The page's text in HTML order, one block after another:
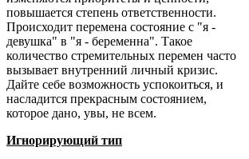
повышается степень ответственности.
Происходит перемена состояние с "я -
девушка" в "я - беременна". Такое
количество стремительных перемен часто
вызывает внутренний личный кризис.
Дайте себе возможность успокоиться, и
насладится прекрасным состоянием,
которое дано, увы, не всем.
Игнорирующий тип